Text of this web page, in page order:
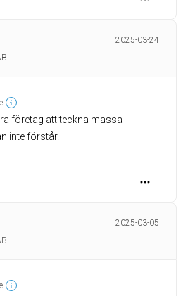
2025-03-24
företag att teckna massa
inte förstår.
2025-03-05